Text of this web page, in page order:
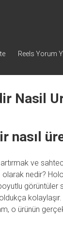
Reels Yorum
Nasil
nasıl
ve
nedir?
kolaylaşır.
o ürünün